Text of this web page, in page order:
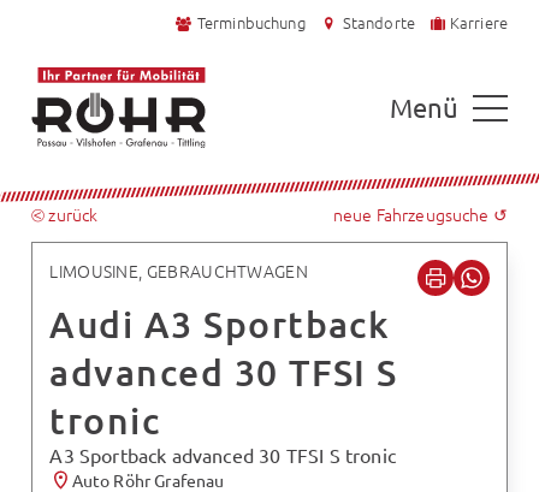
Terminbuchung Standorte Karriere
Menü
⧀ zurück neue Fahrzeugsuche ↺
LIMOUSINE, GEBRAUCHTWAGEN
Audi A3 Sportback
advanced 30 TFSI S
tronic
A3 Sportback advanced 30 TFSI S tronic
Auto Röhr Grafenau